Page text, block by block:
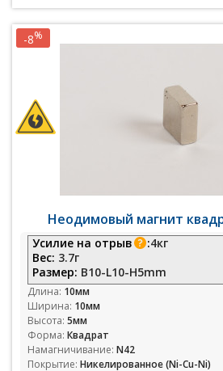
Неодимовый магнит
Усилие на отрыв :4кг
Вес: 3.7г
Размер: B10-L10-H5mm
Длина: 10мм
Ширина: 10мм
Высота: 5мм
Форма: Квадрат
Намагничивание: N42
Покрытие: Никелированное (Ni-Cu-Ni)
-8%